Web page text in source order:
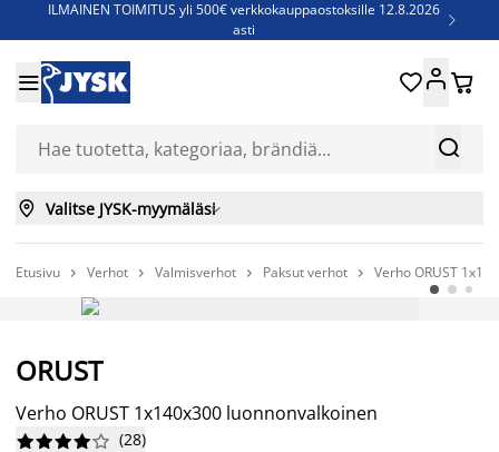
ILMAINEN TOIMITUS yli 500€ verkkokauppaostoksille 12.8.2026
asti

Jenkkisänkyjä - Säästä jopa 60%


 
 Valitse JYSK-myymäläsi
Etusivu  Verhot  Valmisverhot  Paksut verhot  Verho ORUST
ORUST
Verho ORUST 1x140x300 luonnonvalkoinen





 (28)